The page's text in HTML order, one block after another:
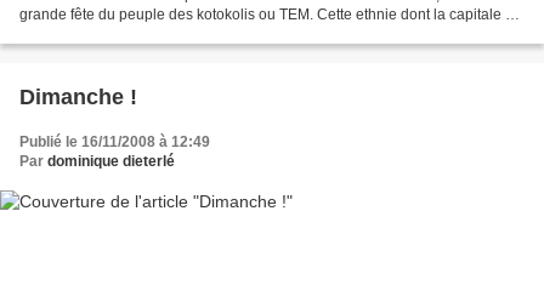
grande fête du peuple des kotokolis ou TEM. Cette ethnie dont la capitale est
Dimanche !
Publié le 16/11/2008 à 12:49
Par dominique dieterlé